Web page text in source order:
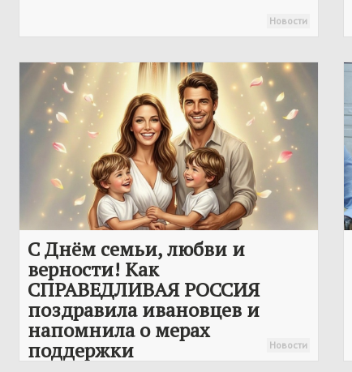
Новости
С Днём семьи, любви и
верности! Как
СПРАВЕДЛИВАЯ РОССИЯ
поздравила ивановцев и
напомнила о мерах
поддержки Новости